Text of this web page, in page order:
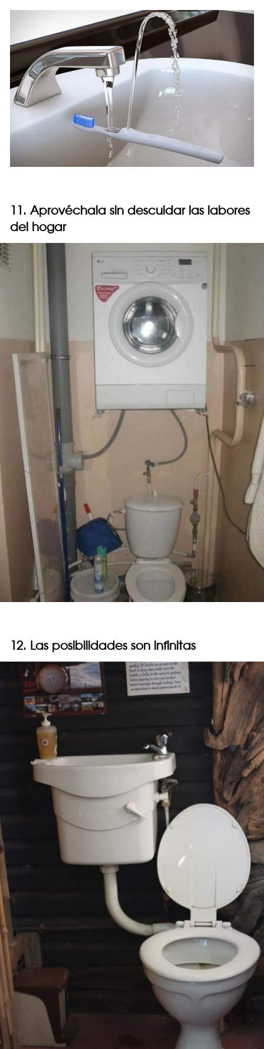
11. Aprovéchala sin descuidar las labores
del hogar
12. Las posibilidades son infinitas